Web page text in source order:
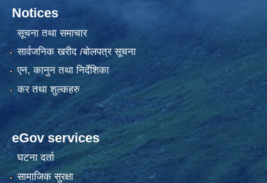
Notices
सूचना तथा समाचार
सार्वजनिक खरीद /बोलपत्र सूचना
एन, कानुन तथा निर्देशिका
कर तथा शुल्कहरु
eGov services
घटना दर्ता
सामाजिक सुरक्षा